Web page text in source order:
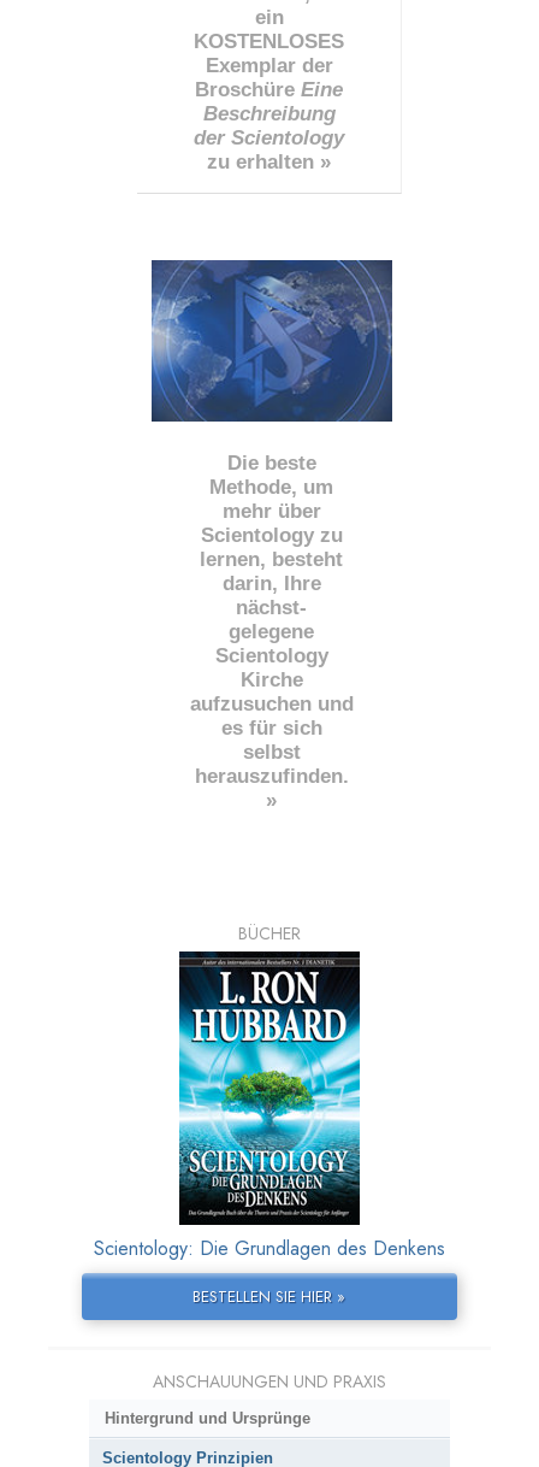
ein
KOSTENLOSES
Exemplar der
Broschüre Eine
Beschreibung
der Scientology
zu erhalten »
Die beste
Methode, um
mehr über
Scientology zu
lernen, besteht
darin, Ihre
nächst-
gelegene
Scientology
Kirche
aufzusuchen und
es für sich
selbst
herauszufinden.
»
BÜCHER
Scientology: Die Grundlagen des Denkens
BESTELLEN SIE HIER »
ANSCHAUUNGEN UND PRAXIS
Hintergrund und Ursprünge
Scientology Prinzipien